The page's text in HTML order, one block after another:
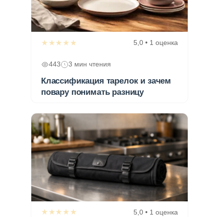
★★★★★ 5,0 • 1 оценка
443 3 мин чтения
Классификация тарелок и зачем
повару понимать разницу
★★★★★ 5,0 • 1 оценка